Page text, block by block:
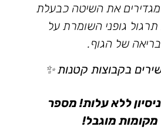
מגדירים את השיטה כבעלת
תרגול גופני השומרת על
של הגוף.
בקבוצות קטנות✨
ללא עלות! מספר
מקומות מוגבל!